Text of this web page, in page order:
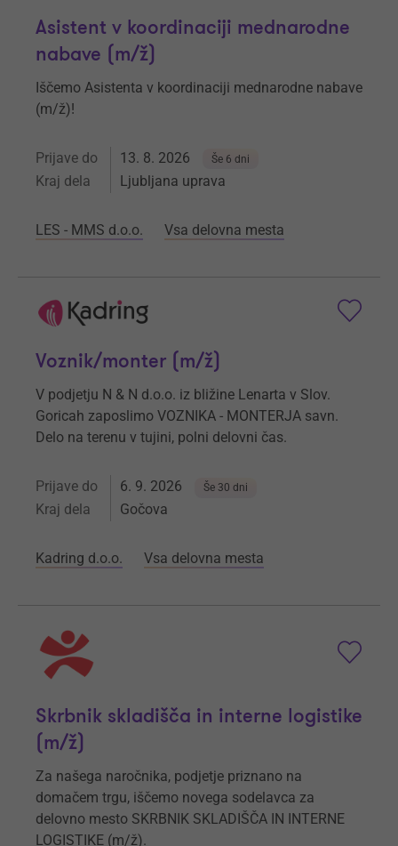
Asistent v koordinaciji mednarodne
nabave (m/ž)
Iščemo Asistenta v koordinaciji mednarodne nabave
(m/ž)!
Prijave do 13. 8. 2026 Še 6 dni
Kraj dela Ljubljana uprava
LES - MMS d.o.o. Vsa delovna mesta
Voznik/monter (m/ž)
V podjetju N & N d.o.o. iz bližine Lenarta v Slov.
Goricah zaposlimo VOZNIKA - MONTERJA savn.
Delo na terenu v tujini, polni delovni čas.
Prijave do 6. 9. 2026 Še 30 dni
Kraj dela Gočova
Kadring d.o.o. Vsa delovna mesta
Skrbnik skladišča in interne logistike
(m/ž)
Za našega naročnika, podjetje priznano na
domačem trgu, iščemo novega sodelavca za
delovno mesto SKRBNIK SKLADIŠČA IN INTERNE
LOGISTIKE (m/ž).